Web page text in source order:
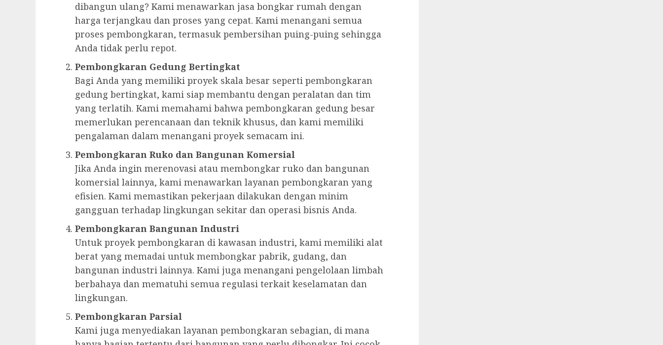
dibangun ulang? Kami menawarkan jasa bongkar rumah dengan
harga terjangkau dan proses yang cepat. Kami menangani semua
proses pembongkaran, termasuk pembersihan puing-puing sehingga
Anda tidak perlu repot.
Pembongkaran Gedung Bertingkat
Bagi Anda yang memiliki proyek skala besar seperti pembongkaran
gedung bertingkat, kami siap membantu dengan peralatan dan tim
yang terlatih. Kami memahami bahwa pembongkaran gedung besar
memerlukan perencanaan dan teknik khusus, dan kami memiliki
pengalaman dalam menangani proyek semacam ini.
Pembongkaran Ruko dan Bangunan Komersial
Jika Anda ingin merenovasi atau membongkar ruko dan bangunan
komersial lainnya, kami menawarkan layanan pembongkaran yang
efisien. Kami memastikan pekerjaan dilakukan dengan minim
gangguan terhadap lingkungan sekitar dan operasi bisnis Anda.
Pembongkaran Bangunan Industri
Untuk proyek pembongkaran di kawasan industri, kami memiliki alat
berat yang memadai untuk membongkar pabrik, gudang, dan
bangunan industri lainnya. Kami juga menangani pengelolaan limbah
berbahaya dan mematuhi semua regulasi terkait keselamatan dan
lingkungan.
Pembongkaran Parsial
Kami juga menyediakan layanan pembongkaran sebagian, di mana